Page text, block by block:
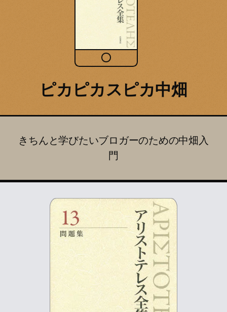
ピカピカスピカ中畑
きちんと学びたいブロガーのための中畑入
門